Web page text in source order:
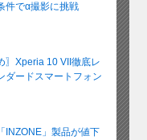
でα撮影に挑戦
〗Xperia 10 VII徹底レ
ードスマートフォン
INZONE」製品が値下